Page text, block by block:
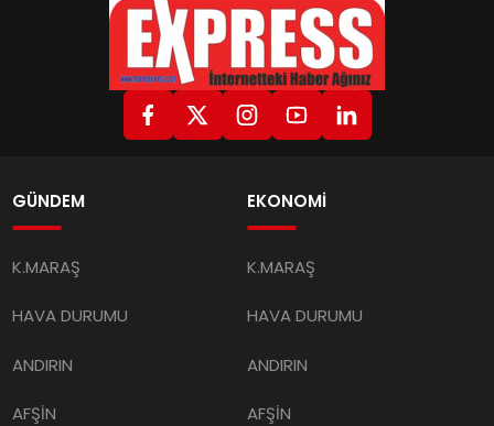
GÜNDEM
K.MARAŞ
HAVA DURUMU
ANDIRIN
AFŞİN
EKONOMİ
K.MARAŞ
HAVA DURUMU
ANDIRIN
AFŞİN